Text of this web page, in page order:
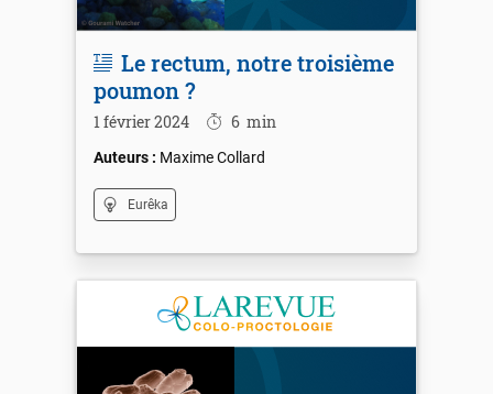
Le rectum, notre troisième
poumon ?
1 février 2024 6 min
Maxime Collard
Eurêka